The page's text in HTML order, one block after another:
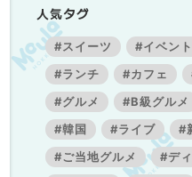
人気タグ
#スイーツ #イベント
#ランチ
#カフェ
#グルメ
#B級グルメ
#韓国
#ライブ #
#ご当地グルメ
#デ